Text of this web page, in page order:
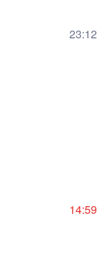
23:12
14:59